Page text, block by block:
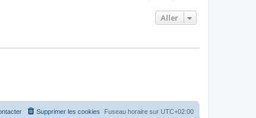
Aller
Fuseau horaire sur UTC+02:00
Supprimer les cookies